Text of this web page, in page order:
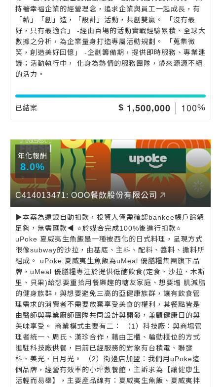
持著幸福企業的經營理念，追求企業與員工一起成長，有
「薪」「創」造，「設計」活動，共創雙贏。 「沒有最
好，只有最適合」 -經由百場的活動實戰經驗累積、全球大
數據之分析，為企業量身打造專屬活動規劃。 「蒐集微
笑，創造美好回憶」 -企劃籌備期，提供即時服務、專業建
議；活動執行中， 化身為熱情的服務團隊，帶來源源不絕
的活力。
已結案 $ 1,500,000 100%
C414013471: OOO餐飲股份有限公司
年化報酬
8.0%
▶️本案為遠銀自動扣款，投資人僅需確認bankee帳戶餘額
足夠，無需匯款◀️ ⭐️於媒合完成100%後進行扣款⭐️
uPoke 夏威夷生魚飯是一種被西化的日式料理，呈現方式
很像subway的沙拉，由基底、主料、配料、醬料、撒料所
組成。 uPoke 夏威夷生魚飯為uMeal 優膳糧集團旗下品
牌，uMeal 優膳糧專注於提供低醣飲食(定食、沙拉、木斯
里、貝果)給想要重拾用餐樂趣的糖友家庭、想要增 肌減脂
的健身族群，與想要避免三高的亞健康族群，讓有飲食管
理需求的消費者不需要放棄享受美食的權利，其餐點皆是
由醫師與專業廚師團隊共同設計與開發，兼顧健康目的與
美味享受。 商業模式主要有二： （1）科技廠：與商場管
理者統一、周氏、漢珍合作，藉由正櫃、輪動櫃位的方式
進駐科技廠供餐，目前已經服務的對象有台積電、聯發
科、美光、日月光。 （2）街邊店加盟：我們用uPoke這
個品牌，經營有效率的小坪數餐館，主訴求為【讓健康生
活輕而易舉】，主要產品線有：夏威夷生魚飯、夏威夷拌